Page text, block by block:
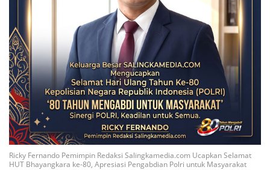
Ricky Fernando Pemimpin Redaksi Salingkamedia.com Ucapkan Selamat
HUT Bhayangkara ke-80, Apresiasi Pengabdian Polri untuk Masyarakat